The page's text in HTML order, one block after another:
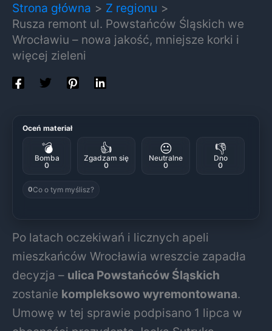
Strona główna
Z regionu
Rusza remont ul. Powstańców Śląskich we
Wrocławiu – nowa jakość, mniejsze korki i
więcej zieleni
Oceń materiał
💣
Bomba
0
👍
Zgadzam się
0
😐
Neutralne
0
👎
Dno
0
0Co o tym myślisz?
Po latach oczekiwań i licznych apeli
mieszkańców Wrocławia wreszcie zapadła
decyzja – ulica Powstańców Śląskich
zostanie kompleksowo wyremontowana.
Umowę w tej sprawie podpisano 1 lipca w